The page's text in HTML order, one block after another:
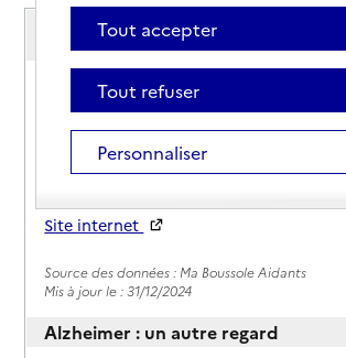
ALMA 11 - Allô Maltraitance des
et des Adultes Handicapés
Adresse
4 Quai Dillon
11100-Narbonne
04 68 41 44 04
Site internet
Source des données : Ma Boussole Aidants
Mis à jour le : 31/12/2024
Alzheimer : un autre regard
Tout accepter
Tout refuser
Personnaliser